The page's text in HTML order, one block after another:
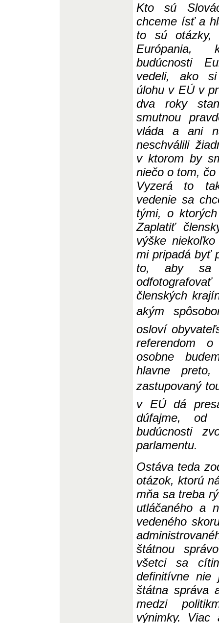
Kto sú
chceme ísť a
to sú otázky,
budúcnosti
vedeli, ako si
úlohu v EÚ v
dva roky
smutnou
vláda a ani
neschválili
v ktorom by
niečo o tom,
Vyzerá to
vedenie sa
tými, o
Zaplatiť
výške
mi pripadá byť
to, aby sa
členských
akým
osloví
referendom
osobne
hlavne
zastupovaný
v EÚ dá
dúfajme,
budúcnosti
parlamentu.
Ostáva teda
otázok, ktorú
mňa sa treba
utláčaného a
vedeného
štátnou
všetci sa
definitívne nie
štátna správa
medzi
výnimky. Viac